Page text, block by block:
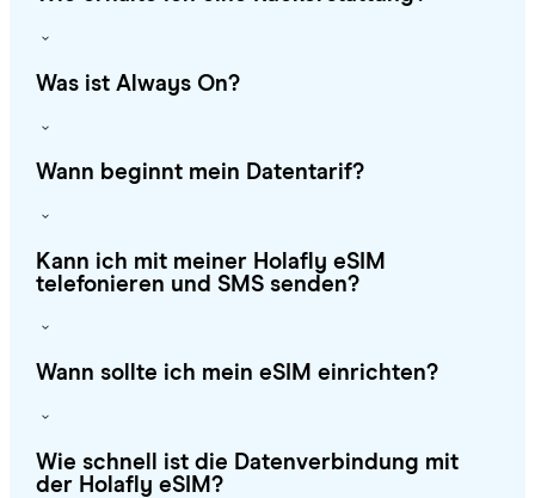
Was ist Always On?
Wann beginnt mein Datentarif?
Kann ich mit meiner Holafly eSIM
telefonieren und SMS senden?
Wann sollte ich mein eSIM einrichten?
Wie schnell ist die Datenverbindung mit
der Holafly eSIM?